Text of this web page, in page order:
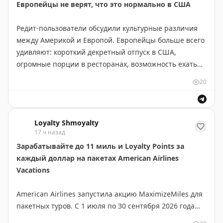
Этот случай вызвал проверку и привлёк внимание к
Профсоюз требует улучшения санитарных норм и
защиты прав работников в авиационной пищевой
промышленности.
View from
краудфандинговых платформах, включая кошельки,
Points With a Crew | Original
Европейцы не верят, что это нормально в США
Редит-пользователи обсудили культурные различия
между Америкой и Европой. Европейцы больше всего
удивляют: короткий декретный отпуск в США,
огромные порции в ресторанах, возможность ехать
воды в унитазах и реклама рецептурных лекарств на
низким уровнем воды в европейских туалетах и
отсутствием прямой рекламы лекарств. Статья
показывает, что «нормальность» — это вопрос
перспективы и культурного контекста. Такие различия
делают путешествия интереснее и помогают лучше
понять друг друга.
Your Mileage May Vary|Original
20
Loyalty Shmoyalty
17 ч назад
Зарабатывайте до 11 миль и Loyalty Points за
каждый доллар на пакетах American Airlines
Vacations
American Airlines запустила акцию MaximizeMiles для
пакетных туров. С 1 июля по 30 сентября 2026 года